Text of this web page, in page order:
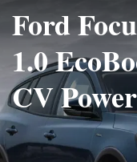
Ford
1.0
CV